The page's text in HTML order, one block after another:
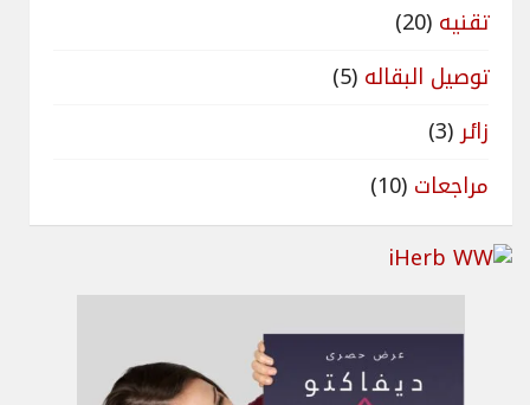
تقنيه (20)
توصيل البقاله (5)
زائر(3)
مراجعات (10)